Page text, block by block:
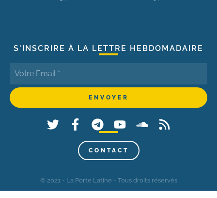
S'INSCRIRE À LA LETTRE HEBDOMADAIRE
CONTACT
© 2021 - La Porte Latine - Tous droits réservés